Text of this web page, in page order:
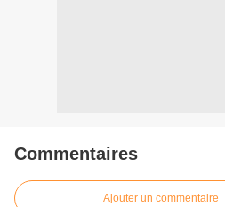
Commentaires
Ajouter un commentaire